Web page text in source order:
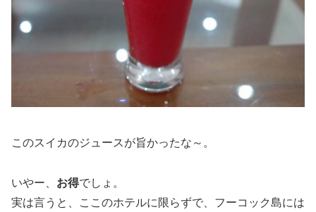
このスイカのジュースが旨かったな～。
いやー、 お得でしょ。
実は言うと、ここのホテルに限らずで、フーコック島には